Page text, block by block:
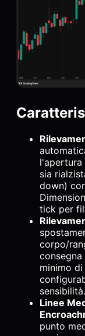
l'apertura
sia
down)
tick per
corpo/
minimo
sensibilità.
Linee
punto